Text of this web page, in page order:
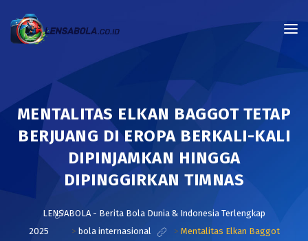
MENTALITAS ELKAN BAGGOT TETAP
BERJUANG DI EROPA BERKALI-KALI
DIPINJAMKAN HINGGA
DIPINGGIRKAN TIMNAS
LENSABOLA - Berita Bola Dunia & Indonesia Terlengkap
2025
> bola internasional > Mentalitas Elkan Baggot